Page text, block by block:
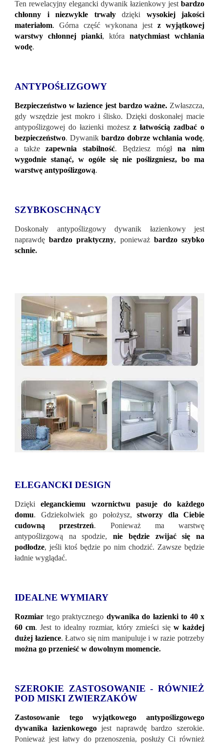
Ten rewelacyjny elegancki dywanik łazienkowy jest bardzo
chłonny i niezwykle trwałydzięki wysokiej jakości
materiałom. Górna część wykonana jest z wyjątkowej
warstwy chłonnej pianki, która natychmiast wchłania
wodę.
ANTYPOŚŁIZGOWY
Bezpieczeństwo w łazience jest bardzo ważne. Zwłaszcza,
gdy wszędzie jest mokro i ślisko. Dzięki doskonałej macie
antypoślizgowej do łazienki możeszz łatwością zadbać o
bezpieczeństwo. Dywanik bardzo dobrze wchłania wodę,
a takżezapewnia stabilność. Będziesz mógłna nim
wygodnie stanąć, w ogóle się nie poślizgniesz, bo ma
warstwę antypoślizgową.
SZYBKOSCHNĄCY
Doskonały antypoślizgowy dywanik łazienkowy jest
naprawdę bardzo praktyczny, ponieważ bardzo szybko
schnie.
ELEGANCKI DESIGN
Dziękieleganckiemu wzornictwu pasuje do każdego
domu. Gdziekolwiek go położysz, stworzy dla Ciebie
cudowną przestrzeń. Ponieważ ma warstwę
antypoślizgową na spodzie,nie będzie zwijać się na
podłodze, jeśli ktoś będzie po nim chodzić. Zawsze będzie
ładnie wyglądać.
IDEALNE WYMIARY
Rozmiar tego praktycznego dywanika do łazienki to 40 x
60 cm. Jest to idealny rozmiar, który zmieści się w każdej
dużej łazience. Łatwo się nim manipuluje i w razie potrzeby
można go przenieść w dowolnym momencie.
SZEROKIE ZASTOSOWANIE - RÓWNIEŻ
POD MISKI ZWIERZAKÓW
Zastosowanie tego wyjątkowego antypoślizgowego
dywanika łazienkowegojest naprawdę bardzo szerokie.
Ponieważ jest łatwy do przenoszenia, posłuży Ci również